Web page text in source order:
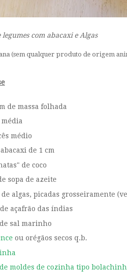
com abacaxi e Algas
(sem qualquer produto de origem
de massa folhada
médio
de 1 cm
de coco
sopa de azeite
de algas, picadas grosseiramente
açafrão das índias
sal marinho
ou orégãos secos q.b.
moldes de cozinha tipo